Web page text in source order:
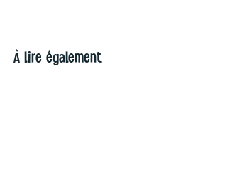
À lire également